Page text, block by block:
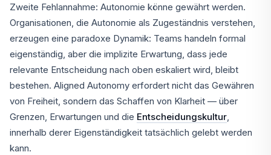
Zweite Fehlannahme: Autonomie könne gewährt werden.
Organisationen, die Autonomie als Zugeständnis verstehen,
erzeugen eine paradoxe Dynamik: Teams handeln formal
eigenständig, aber die implizite Erwartung, dass jede
relevante Entscheidung nach oben eskaliert wird, bleibt
bestehen. Aligned Autonomy erfordert nicht das Gewähren
von Freiheit, sondern das Schaffen von Klarheit — über
Grenzen, Erwartungen und die Entscheidungskultur
innerhalb derer Eigenständigkeit tatsächlich gelebt werden
kann.